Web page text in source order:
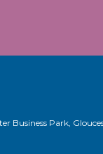
Business Park,